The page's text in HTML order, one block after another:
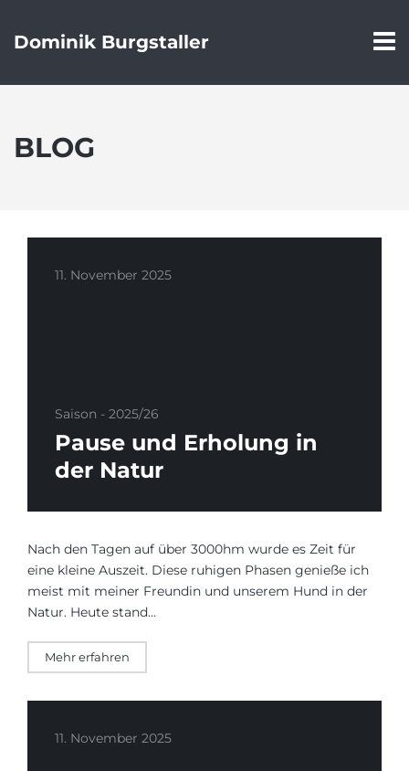
Dominik Burgstaller
BLOG
11. November 2025
Saison - 2025/26
Pause und Erholung in
der Natur
Nach den Tagen auf über 3000hm wurde es Zeit für
eine kleine Auszeit. Diese ruhigen Phasen genieße ich
meist mit meiner Freundin und unserem Hund in der
Natur. Heute stand…
Mehr erfahren
11. November 2025